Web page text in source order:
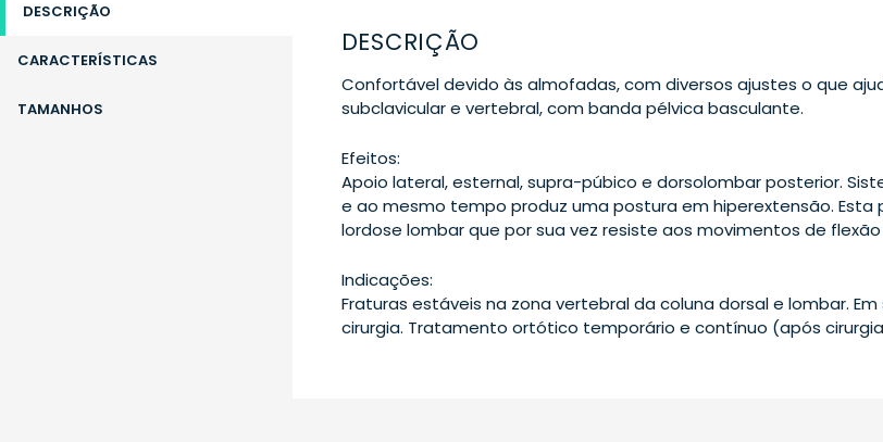
DESCRIÇÃO
CARACTERÍSTICAS
TAMANHOS
DESCRIÇÃO
Confortável devido às almofadas, com diversos ajustes o que
subclavicular e vertebral, com banda pélvica basculante.
Efeitos:
Apoio lateral, esternal, supra-púbico e dorsolombar posterior.
e ao mesmo tempo produz uma postura em hiperextensão.
lordose lombar que por sua vez resiste aos movimentos de
Indicações:
Fraturas estáveis na zona vertebral da coluna dorsal e lombar.
cirurgia. Tratamento ortótico temporário e contínuo (após